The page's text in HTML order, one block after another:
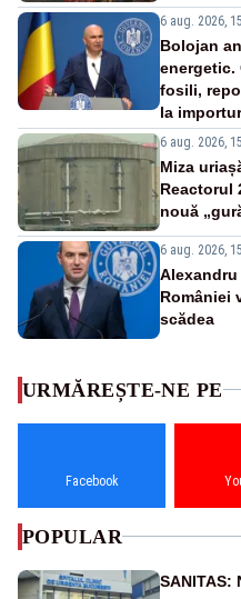
6 aug. 2026,
Bolojan
energetic.
fosili,
la
6 aug. 2026,
Miza
Reactorul
nouă
6 aug. 2026,
Alexandru
României
scădea
URMĂREȘTE-NE PE
Facebook
POPULAR